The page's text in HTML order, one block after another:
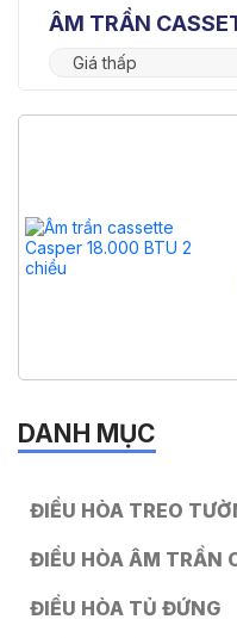
ÂM TRẦN
DANH MỤC
ĐIỀU HÒA TREO
ĐIỀU HÒA ÂM TRẦN
ĐIỀU HÒA TỦ ĐỨNG